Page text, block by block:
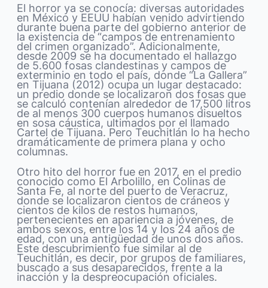
El horror ya se conocía: diversas autoridades
en México y EEUU habían venido advirtiendo
durante buena parte del gobierno anterior de
la existencia de “campos de entrenamiento
del crimen organizado”. Adicionalmente,
desde 2009 se ha documentado el hallazgo
de 5.600 fosas clandestinas y campos de
exterminio en todo el país, donde “La Gallera”
en Tijuana (2012) ocupa un lugar destacado:
un predio donde se localizaron dos fosas que
se calculó contenían alrededor de 17,500 litros
de al menos 300 cuerpos humanos disueltos
en sosa cáustica, ultimados por el llamado
Cartel de Tijuana. Pero Teuchitlán lo ha hecho
dramáticamente de primera plana y ocho
columnas.
Otro hito del horror fue en 2017, en el predio
conocido como El Arbolillo, en Colinas de
Santa Fe, al norte del puerto de Veracruz,
donde se localizaron cientos de cráneos y
cientos de kilos de restos humanos,
pertenecientes en apariencia a jóvenes, de
ambos sexos, entre los 14 y los 24 años de
edad, con una antigüedad de unos dos años.
Este descubrimiento fue similar al de
Teuchitlán, es decir, por grupos de familiares,
buscado a sus desaparecidos, frente a la
inacción y la despreocupación oficiales.